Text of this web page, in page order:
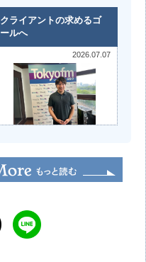
クライアントの求めるゴ
ールへ
2026.07.07